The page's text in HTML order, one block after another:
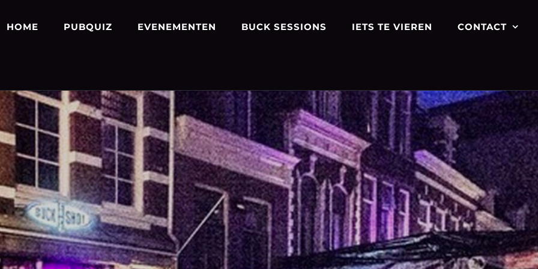
HOME PUBQUIZ EVENEMENTEN BUCK SESSIONS IETS TE VIEREN CONTACT